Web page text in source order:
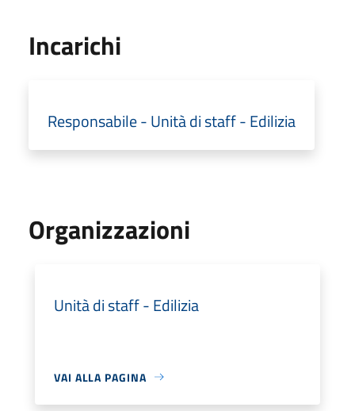
Incarichi
Responsabile - Unità di staff - Edilizia
Organizzazioni
Unità di staff - Edilizia
VAI ALLA PAGINA